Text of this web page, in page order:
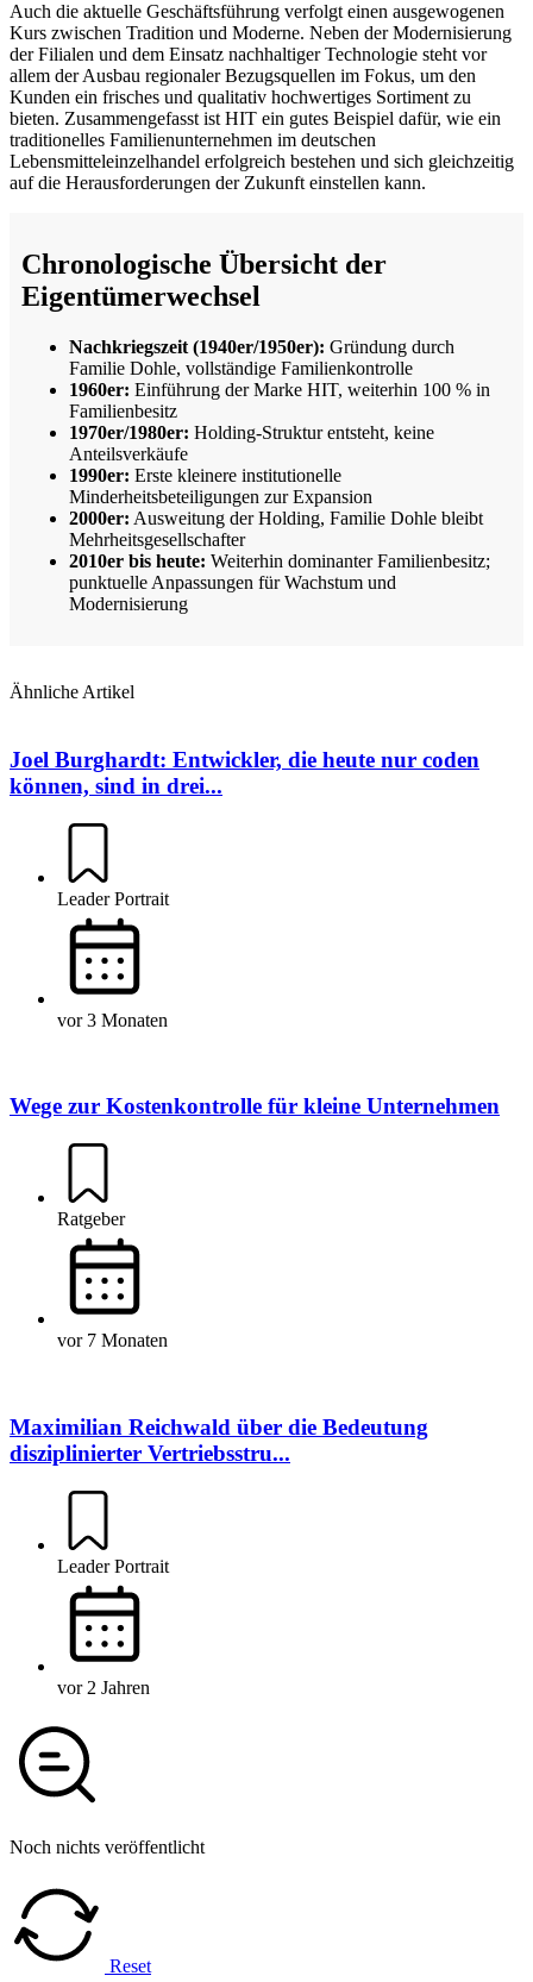
Auch die aktuelle Geschäftsführung verfolgt einen ausgewogenen
Kurs zwischen Tradition und Moderne. Neben der Modernisierung
der Filialen und dem Einsatz nachhaltiger Technologie steht vor
allem der Ausbau regionaler Bezugsquellen im Fokus, um den
Kunden ein frisches und qualitativ hochwertiges Sortiment zu
bieten. Zusammengefasst ist HIT ein gutes Beispiel dafür, wie ein
traditionelles Familienunternehmen im deutschen
Lebensmitteleinzelhandel erfolgreich bestehen und sich gleichzeitig
auf die Herausforderungen der Zukunft einstellen kann.
Chronologische Übersicht der
Eigentümerwechsel
Nachkriegszeit (1940er/1950er): Gründung durch
Familie Dohle, vollständige Familienkontrolle
1960er: Einführung der Marke HIT, weiterhin 100 % in
Familienbesitz
1970er/1980er: Holding-Struktur entsteht, keine
Anteilsverkäufe
1990er: Erste kleinere institutionelle
Minderheitsbeteiligungen zur Expansion
2000er: Ausweitung der Holding, Familie Dohle bleibt
Mehrheitsgesellschafter
2010er bis heute: Weiterhin dominanter Familienbesitz;
punktuelle Anpassungen für Wachstum und
Modernisierung
Ähnliche Artikel
Joel Burghardt: Entwickler, die heute nur coden
können, sind in drei...
Leader Portrait
vor 3 Monaten
Wege zur Kostenkontrolle für kleine Unternehmen
Ratgeber
vor 7 Monaten
Maximilian Reichwald über die Bedeutung
disziplinierter Vertriebsstru...
Leader Portrait
vor 2 Jahren
Noch nichts veröffentlicht
Reset